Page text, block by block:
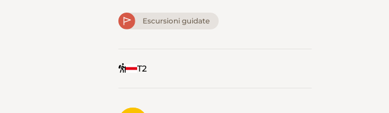
Escursioni guidate
T2